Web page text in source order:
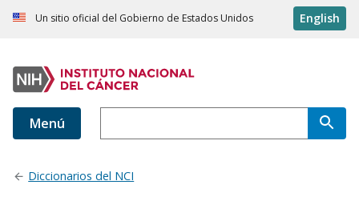
Un sitio oficial del Gobierno de Estados Unidos English
Menú
Diccionarios del NCI